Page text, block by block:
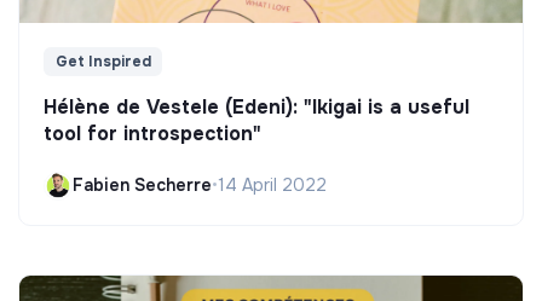
Get Inspired
Hélène de Vestele (Edeni): "Ikigai is a useful
tool for introspection"
Fabien Secherre•14 April 2022